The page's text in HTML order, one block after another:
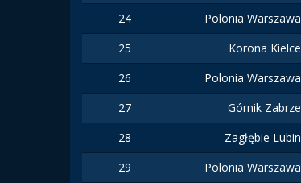
24
Polonia Warszawa
25
Korona Kielce
26
Polonia Warszawa
27
Górnik Zabrze
28
Zagłębie Lubin
29
Polonia Warszawa